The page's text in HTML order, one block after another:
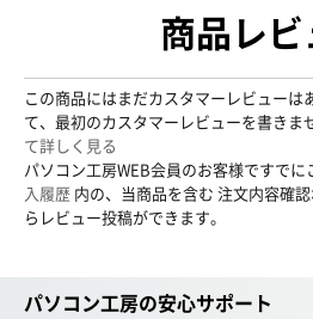
商品レ
この商品にはまだカスタマーレビューは
て、最初のカスタマーレビューを書きま
て詳しく見る
パソコン工房WEB会員のお客様ですで
入履歴 内の、当商品を含む 注文内容確
らレビュー投稿ができます。
パソコン工房の安心サポート